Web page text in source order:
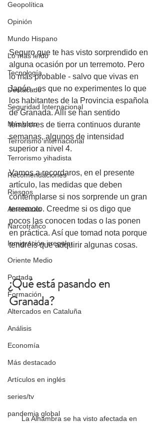
Geopolítica
Opinión
Mundo Hispano
Lo más leído
Tecnología
Destacado
Seguridad Internacional
Más visto
Terrorismo internacional
Terrorismo yihadista
Recomendaciones
Riesgos
Amenazas
Narcotráfico
Inmigración irregular
Oriente Medio
Portada
Formación
Altercados en Cataluña
Análisis
Economía
Más destacado
Artículos en inglés
series/tv
pandemia global
Seguro que te has visto sorprendido en
alguna ocasión por un terremoto. Pero
lo más probable - salvo que vivas en
Japón - es que no experimentes lo que
los habitantes de la Provincia española
de Granada. Allí se han sentido
temblores de tierra continuos durante
semanas, algunos de intensidad
superior a nivel 4.
Vamos a recordaros, en el presente
artículo, las medidas que deben
contemplarse si nos sorprende un gran
terremoto. Creedme si os digo que
pocos las conocen todas o las ponen
en práctica. Así que tomad nota porque
tendréis que adquirir algunas cosas.
¿Qué está pasando en
Granada?
La Alhambra se ha visto afectada en